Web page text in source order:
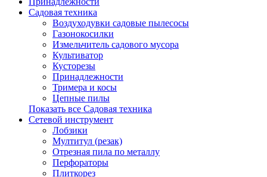
Садовая техника
Воздуходувки садовые пылесосы
Газонокосилки
Измельчитель садового мусора
Культиватор
Кусторезы
Принадлежности
Тримера и косы
Цепные пилы
Показать все Садовая техника
Сетевой инструмент
Лобзики
Мултитул (резак)
Отрезная пила по металлу
Перфораторы
Плиткорез